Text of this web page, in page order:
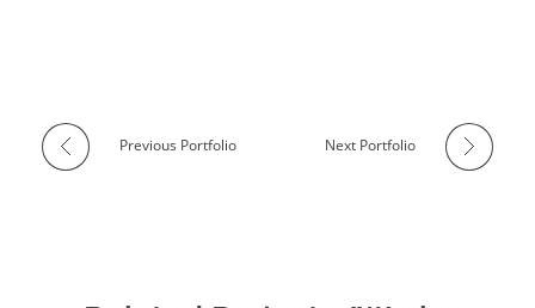
Previous Portfolio Next Portfolio